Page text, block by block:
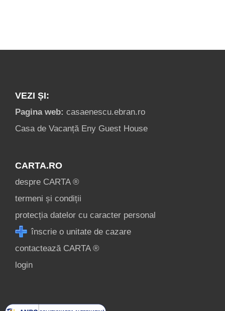
VEZI ȘI:
Pagina web: casaenescu.ebran.ro
Casa de Vacanță Eny Guest House
CARTA.RO
despre CARTA ®
termeni și condiții
protecția datelor cu caracter personal
înscrie o unitate de cazare
contactează CARTA ®
login